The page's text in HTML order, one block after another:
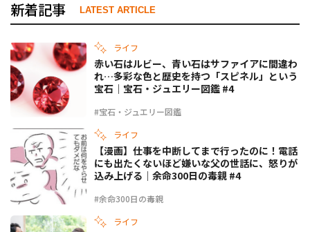
新着記事 LATEST ARTICLE
ライフ
#宝石・ジュエリー図鑑
赤い石はルビー、青い石はサファイアに間違わ
れ…多彩な色と歴史を持つ「スピネル」という
宝石｜宝石・ジュエリー図鑑 #4
ライフ
#余命300日の毒親
【漫画】仕事を中断してまで行ったのに！電話
にも出たくないほど嫌いな父の世話に、怒りが
込み上げる｜余命300日の毒親 #4
ライフ